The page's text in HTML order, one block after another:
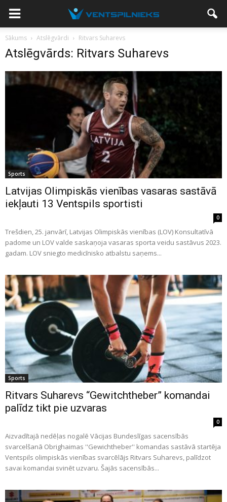
Sākums Atslēgvārdi Ritvars Suharevs
Atslēgvārds: Ritvars Suharevs
Sports
Latvijas Olimpiskās vienības vasaras sastāvā
iekļauti 13 Ventspils sportisti
0
Trešdien, 25. janvārī, Latvijas Olimpiskās vienības (LOV) Konsultatīvā
padome un LOV valde saskaņoja vasaras sporta veidu sastāvus 2023.
gadam. LOV sniegto medicīnisko atbalstu saņems...
Sports
Ritvars Suharevs “Gewitchtheber” komandai
palīdz tikt pie uzvaras
0
Aizvadītajā nedēļas nogalē Vācijas Bundeslīgas sacensībās
svarcelšanā Obrighaimas ''Gewichtheber'' komandas sastāvā startēja
Ventspils olimpiskās vienības svarcēlājs Ritvars Suharevs, palīdzot
savai komandai svinēt uzvaru. Šajās sacensībās...